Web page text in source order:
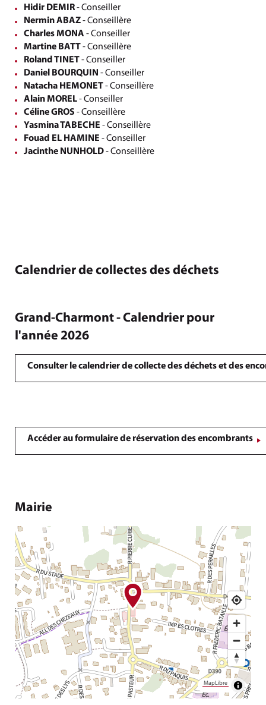
Hidir DEMIR- Conseiller
Nermin ABAZ- Conseillère
Charles MONA - Conseiller
Martine BATT- Conseillère
Roland TINET- Conseiller
Daniel BOURQUIN - Conseiller
Natacha HEMONET- Conseillère
Alain MOREL- Conseiller
Céline GROS - Conseillère
Yasmina TABECHE - Conseillère
Fouad EL HAMINE - Conseiller
Jacinthe NUNHOLD- Conseillère
Calendrier de collectes des déchets
Grand-Charmont - Calendrier pour
l'année 2026
Consulter le calendrier de collecte des déchets et des
Accéder au formulaire de réservation des encombrants
Mairie
MapLibre